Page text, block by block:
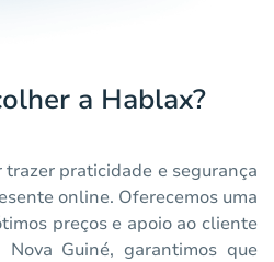
a Hablax?
praticidade e segurança
online. Oferecemos uma
preços e apoio ao cliente
Nova Guiné, garantimos que